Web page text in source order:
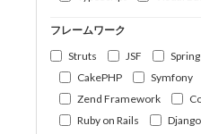
フレームワーク
Struts
JSF Spring
CakePHP
Symfony
Zend Framework
Ruby on Rails
Django